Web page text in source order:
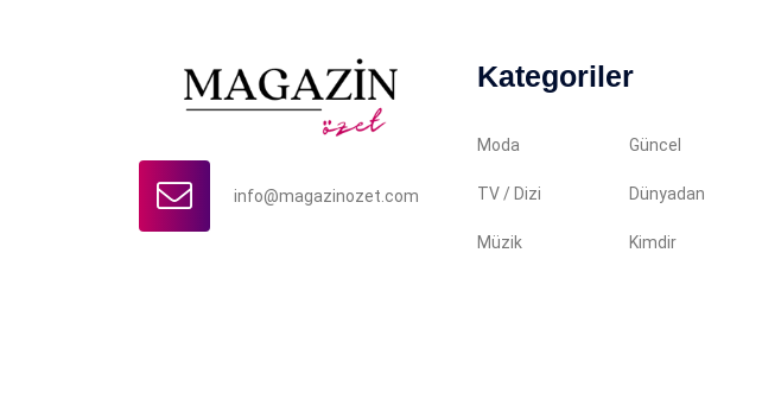
info@magazinozet.com
Kategoriler
Moda Güncel
TV / Dizi Dünyadan
Müzik Kimdir